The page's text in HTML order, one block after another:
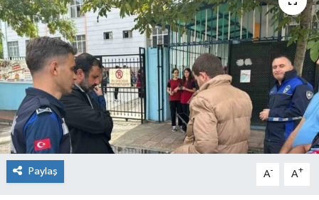
Paylaş A- A+